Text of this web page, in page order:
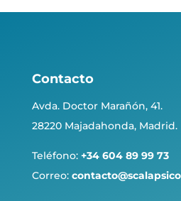
Contacto
Avda. Doctor Marañón, 41.
28220 Majadahonda, Madrid.
Teléfono: +34 604 89 99 73
Correo: